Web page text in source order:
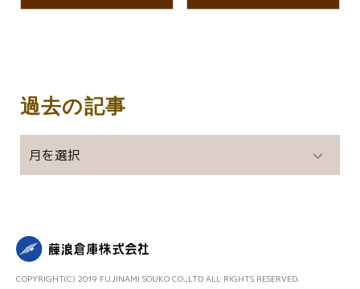
過去の記事
事
COPYRIGHT(C) 2019 FUJINAMI SOUKO CO.,LTD ALL RIGHTS RESERVED.